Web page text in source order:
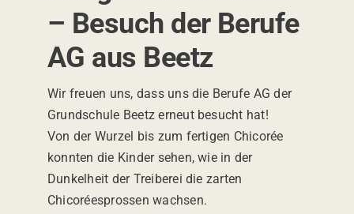
Karriere
Kontakt
– Besuch der Berufe
AG aus Beetz
Wir freuen uns, dass uns die Berufe AG der
Grundschule Beetz erneut besucht hat!
Von der Wurzel bis zum fertigen Chicorée
konnten die Kinder sehen, wie in der
Dunkelheit der Treiberei die zarten
Chicoréesprossen wachsen.